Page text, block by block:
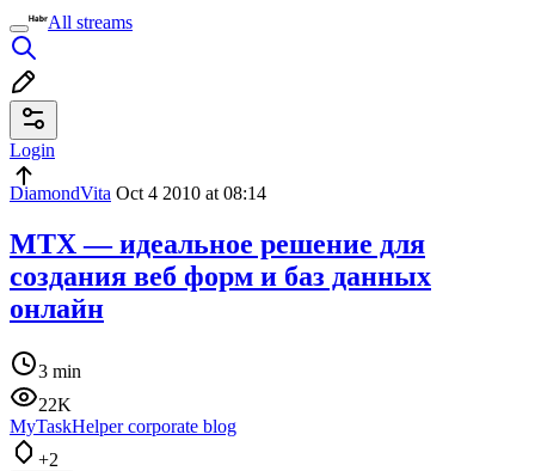
All streams
Login
DiamondVita Oct 4 2010 at 08:14
МТХ — идеальное решение для
создания веб форм и баз данных
онлайн
3 min
22K
MyTaskHelper corporate blog
+2